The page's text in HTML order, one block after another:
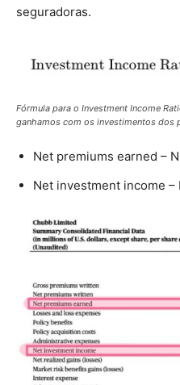
seguradoras.
Fórmula para o Investment Income
ganhamos com os investimentos dos
Net premiums earned –
Net investment income –